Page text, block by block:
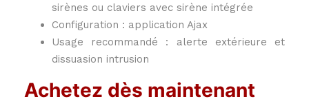
sirènes ou claviers avec sirène intégrée
Configuration : application Ajax
Usage recommandé : alerte extérieure et
dissuasion intrusion
Achetez dès maintenant